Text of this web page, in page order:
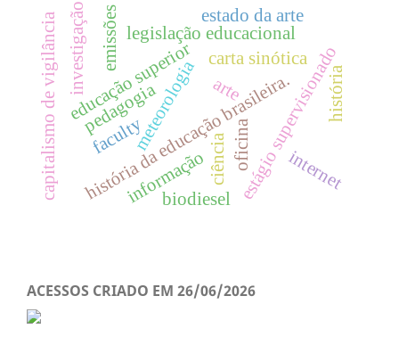
educação superior
legislação educacional
história da educação brasileira.
estágio supervisionado
investigação
meteorologia carta sinótica
história
pedagogia arte
ciênciaoficina
capitalismo de vigilância internet
informação
emissões
biodiesel
estado da arte
faculty
ACESSOS CRIADO EM 26/06/2026